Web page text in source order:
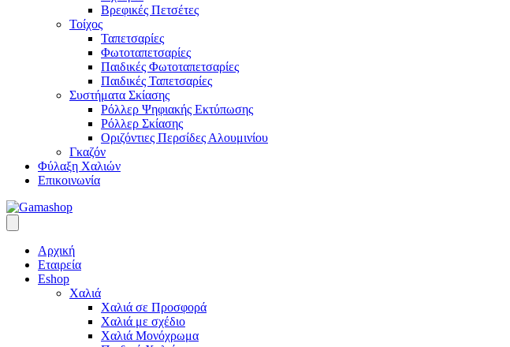
Βρεφικές Πετσέτες
Τοίχος
Ταπετσαρίες
Φωτοταπετσαρίες
Παιδικές Φωτοταπετσαρίες
Παιδικές Ταπετσαρίες
Συστήματα Σκίασης
Ρόλλερ Ψηφιακής Εκτύπωσης
Ρόλλερ Σκίασης
Οριζόντιες Περσίδες Αλουμινίου
Γκαζόν
Φύλαξη Χαλιών
Επικοινωνία
Αρχική
Εταιρεία
Eshop
Χαλιά
Χαλιά σε Προσφορά
Χαλιά με σχέδιο
Χαλιά Μονόχρωμα